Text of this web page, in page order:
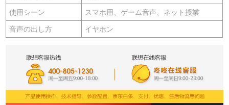
使用シーン スマホ用、ゲーム音声、ネット授業
音声の出し方 イヤホン